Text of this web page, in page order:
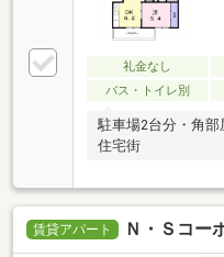
礼金なし
バス・トイレ別
駐車場2台分・角
住宅街
賃貸アパート Ｎ・Ｓコ